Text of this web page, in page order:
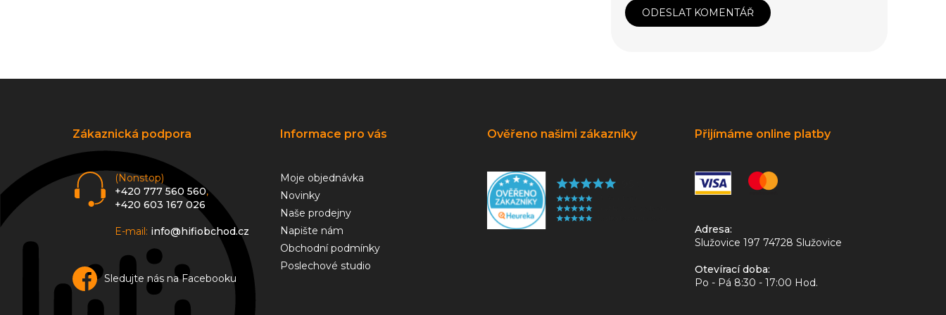
ODESLAT KOMENTÁŘ
Zákaznická podpora
(Nonstop)
+420 777 560 560,
+420 603 167 026
E-mail: info@hifiobchod.cz
Sledujte nás na Facebooku
Informace pro vás
Moje objednávka
Novinky
Naše prodejny
Napište nám
Obchodní podmínky
Poslechové studio
Ověřeno našimi zákazníky Přijímáme online platby
Adresa:
Služovice 197 74728 Služovice
Otevírací doba:
Po - Pá 8:30 - 17:00 Hod.